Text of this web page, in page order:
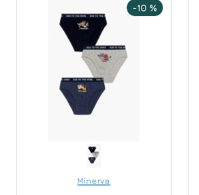
-10 %
Minerva